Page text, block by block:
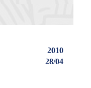
2010
28/04